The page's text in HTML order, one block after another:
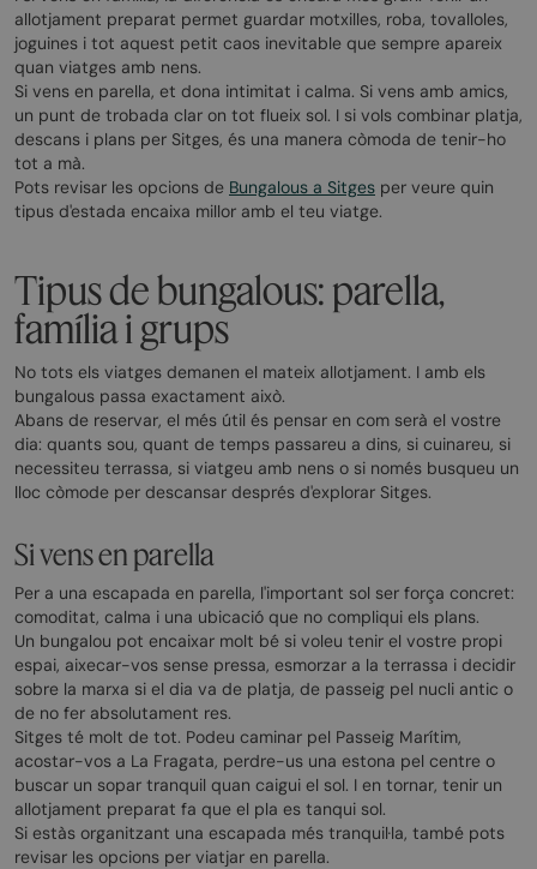
allotjament preparat permet guardar motxilles, roba, tovalloles,
joguines i tot aquest petit caos inevitable que sempre apareix
quan viatges amb nens.
Si vens en parella, et dona intimitat i calma. Si vens amb amics,
un punt de trobada clar on tot flueix sol. I si vols combinar platja,
descans i plans per Sitges, és una manera còmoda de tenir-ho
tot a mà.
Pots revisar les opcions de Bungalous a Sitges per veure quin
tipus d'estada encaixa millor amb el teu viatge.
Tipus de bungalous: parella,
família i grups
No tots els viatges demanen el mateix allotjament. I amb els
bungalous passa exactament això.
Abans de reservar, el més útil és pensar en com serà el vostre
dia: quants sou, quant de temps passareu a dins, si cuinareu, si
necessiteu terrassa, si viatgeu amb nens o si només busqueu un
lloc còmode per descansar després d'explorar Sitges.
Si vens en parella
Per a una escapada en parella, l'important sol ser força concret:
comoditat, calma i una ubicació que no compliqui els plans.
Un bungalou pot encaixar molt bé si voleu tenir el vostre propi
espai, aixecar-vos sense pressa, esmorzar a la terrassa i decidir
sobre la marxa si el dia va de platja, de passeig pel nucli antic o
de no fer absolutament res.
Sitges té molt de tot. Podeu caminar pel Passeig Marítim,
acostar-vos a La Fragata, perdre-us una estona pel centre o
buscar un sopar tranquil quan caigui el sol. I en tornar, tenir un
allotjament preparat fa que el pla es tanqui sol.
Si estàs organitzant una escapada més tranquil·la, també pots
revisar les opcions per viatjar en parella.